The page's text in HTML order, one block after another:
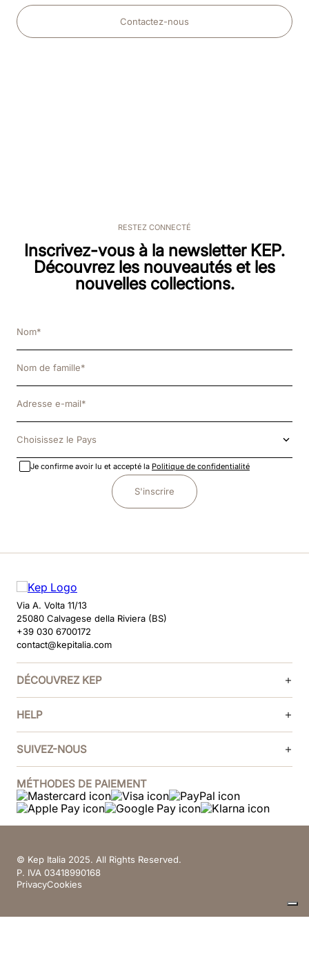
Contactez-nous
RESTEZ CONNECTÉ
Inscrivez-vous à la newsletter KEP.
Découvrez les nouveautés et les
nouvelles collections.
Choisissez le Pays
Je confirme avoir lu et accepté la Politique de confidentialité
S'inscrire
Via A. Volta 11/13
25080 Calvagese della Riviera (BS)
+39 030 6700172
contact@kepitalia.com
DÉCOUVREZ KEP
HELP
SUIVEZ-NOUS
MÉTHODES DE PAIEMENT
© Kep Italia 2025. All Rights Reserved.
P. IVA 03418990168
PrivacyCookies